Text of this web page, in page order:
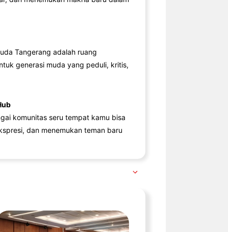
Tangerang adalah ruang
generasi muda yang peduli, kritis,
komunitas seru tempat kamu bisa
dan menemukan teman baru